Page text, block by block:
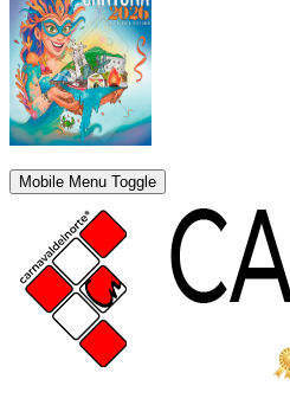
Mobile Menu Toggle